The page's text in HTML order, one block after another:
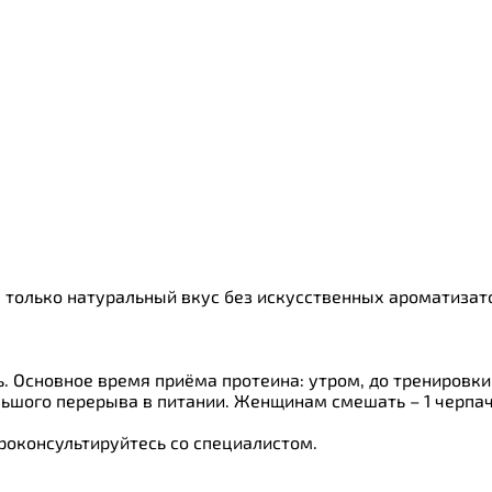
натуральный вкус без искусственных
Основное время приёма протеина: утром, до
перерыва в питании. Женщинам смешать – 1
со специалистом.